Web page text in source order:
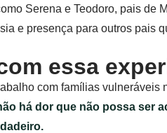
Serena e Teodoro, pais de
e presença para outros pais
essa
com famílias vulneráveis
há dor que não possa ser